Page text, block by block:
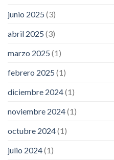
junio 2025 (3)
abril 2025 (3)
marzo 2025 (1)
febrero 2025 (1)
diciembre 2024(1)
noviembre 2024(1)
octubre 2024(1)
julio 2024(1)